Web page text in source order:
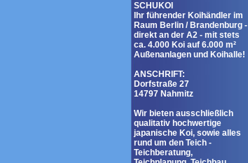
SCHUKOI
Ihr führender Koihändler im
Raum Berlin / Brandenburg -
direkt an der A2 - mit stets
ca. 4.000 Koi auf 6.000 m²
Außenanlagen und Koihalle!
ANSCHRIFT:
Dorfstraße 27
14797 Nahmitz
Wir bieten ausschließlich
qualitativ hochwertige
japanische Koi, sowie alles
rund um den Teich -
Teichberatung,